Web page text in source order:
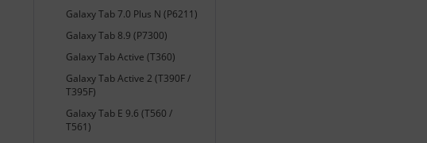
Galaxy Tab 7.0 Plus N (P6211)
Galaxy Tab 8.9 (P7300)
Galaxy Tab Active (T360)
Galaxy Tab Active 2 (T390F /
T395F)
Galaxy Tab E 9.6 (T560 /
T561)